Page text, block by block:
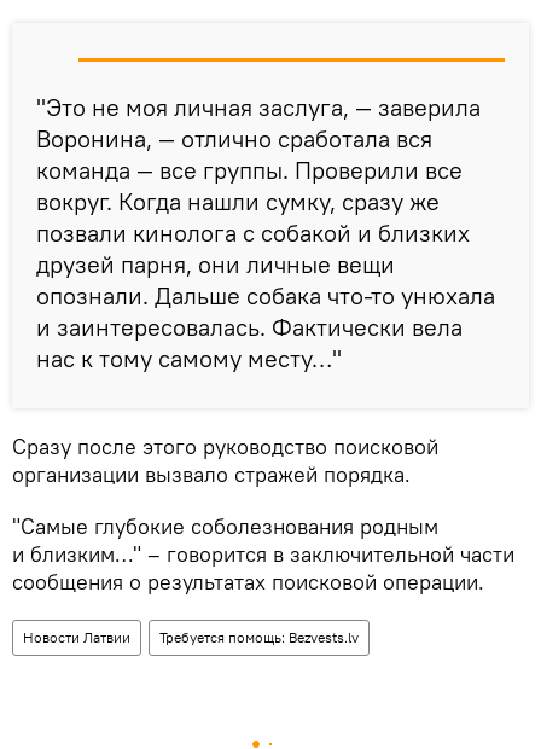
"Это не моя личная заслуга, — заверила
Воронина, — отлично сработала вся
команда — все группы. Проверили все
вокруг. Когда нашли сумку, сразу же
позвали кинолога с собакой и близких
друзей парня, они личные вещи
опознали. Дальше собака что-то унюхала
и заинтересовалась. Фактически вела
нас к тому самому месту…"
Сразу после этого руководство поисковой
организации вызвало стражей порядка.
"Самые глубокие соболезнования родным
и близким…" – говорится в заключительной части
сообщения о результатах поисковой операции.
Новости Латвии Требуется помощь: Bezvests.lv